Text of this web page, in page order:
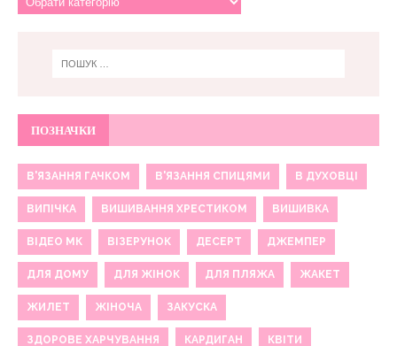
ПОЗНАЧКИ
В'ЯЗАННЯ ГАЧКОМ В'ЯЗАННЯ СПИЦЯМИ В ДУХОВЦІ
ВИПІЧКА ВИШИВАННЯ ХРЕСТИКОМ ВИШИВКА
ВІДЕО МК ВІЗЕРУНОК ДЕСЕРТ ДЖЕМПЕР
ДЛЯ ДОМУ ДЛЯ ЖІНОК ДЛЯ ПЛЯЖА ЖАКЕТ
ЖИЛЕТ ЖІНОЧА ЗАКУСКА
ЗДОРОВЕ ХАРЧУВАННЯ КАРДИГАН КВІТИ